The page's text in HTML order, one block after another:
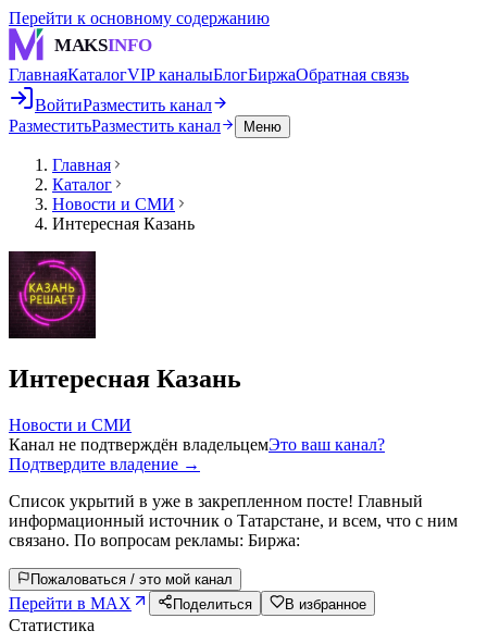
Перейти к основному содержанию
MAKSINFO
ГлавнаяКаталогVIP каналыБлогБиржаОбратная связь
ВойтиРазместить канал
РазместитьРазместить канал Меню
Главная
Каталог
Новости и СМИ
Интересная Казань
Интересная Казань
Новости и СМИ
Канал не подтверждён владельцемЭто ваш канал?
Подтвердите владение →
Список укрытий в уже в закрепленном посте! Главный
информационный источник о Татарстане, и всем, что с ним
связано. По вопросам рекламы: Биржа:
Пожаловаться / это мой канал
Перейти в MAX Поделиться В избранное
Статистика